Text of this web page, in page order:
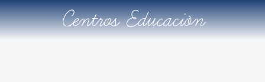
Centros Educación